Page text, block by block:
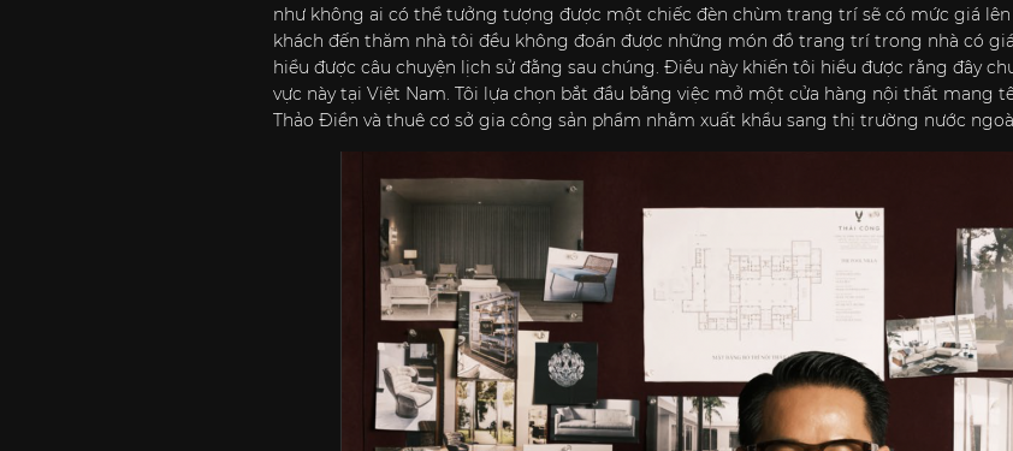
như không ai có thể tưởng tượng được một chiếc đèn chùm trang trí sẽ có mức giá lên
khách đến thăm nhà tôi đều không đoán được những món đồ trang trí trong nhà có
hiểu được câu chuyện lịch sử đằng sau chúng. Điều này khiến tôi hiểu được rằng đây
vực này tại Việt Nam. Tôi lựa chọn bắt đầu bằng việc mở một cửa hàng nội thất mang
Thảo Điền và thuê cơ sở gia công sản phẩm nhằm xuất khẩu sang thị trường nước